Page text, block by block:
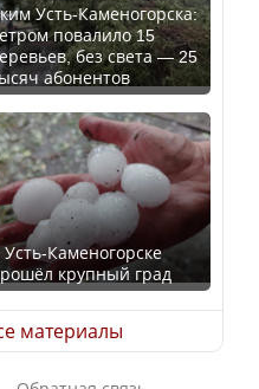
официально
в должность
США
признали объектом
наследия,
под
исчезновения
Усть-Каменогорска:
повалило 15
без света — 25
абонентов
Усть-Каменогорске
крупный град
материалы